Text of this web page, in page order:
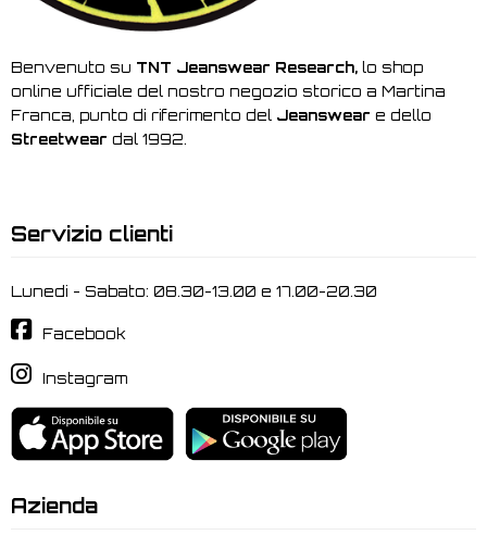
Benvenuto su TNT Jeanswear Research, lo shop
online ufficiale del nostro negozio storico a Martina
Franca, punto di riferimento del Jeanswear e dello
Streetwear dal 1992.
Servizio clienti
Lunedi - Sabato: 08.30-13.00 e 17.00-20.30
Facebook
Instagram
Azienda